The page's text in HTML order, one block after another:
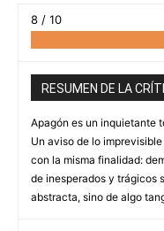
8 / 10
RESUMEN DE LA
Apagón es un inquietante
Un aviso de lo
con la misma finalidad:
de inesperados y trágicos
abstracta, sino de algo